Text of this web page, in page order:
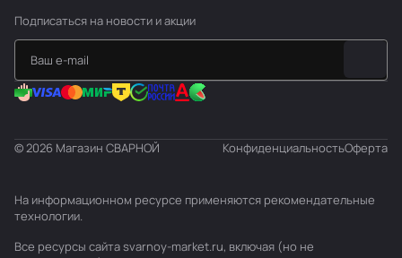
Подписаться на новости и акции
© 2026 Магазин СВАРНОЙ КонфиденциальностьОферта
На информационном ресурсе применяются рекомендательные
технологии.
Все ресурсы сайта svarnoy-market.ru, включая (но не